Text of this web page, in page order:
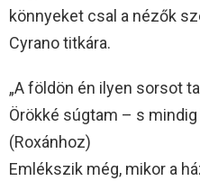
könnyeket csal a nézők
Cyrano titkára.
„A földön én ilyen sorsot
Örökké súgtam – s
(Roxánhoz)
Emlékszik még, mikor a